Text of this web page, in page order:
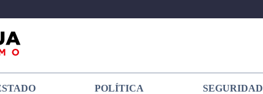
POLÍTICA SEGURIDAD